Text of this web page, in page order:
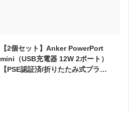
【2個セット】Anker PowerPort
mini（USB充電器 12W 2ポート）
【PSE認証済/折りたたみ式プラ